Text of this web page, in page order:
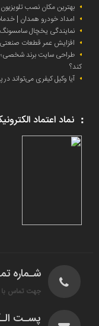
بهترین مکان نصب
امداد خودرو همدان |
نمایندگی یخچال سامسونگ
افزایش عمر قطعات صنعتی
طراحی سایت برند شخصی؛
کند؟
آیا وکیل کیفری می‌تواند
نماد اعتماد
شـماره
جهت تماس با
پسـت